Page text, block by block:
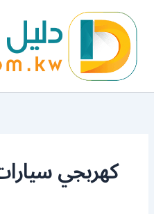
المحتوى
كهربجي